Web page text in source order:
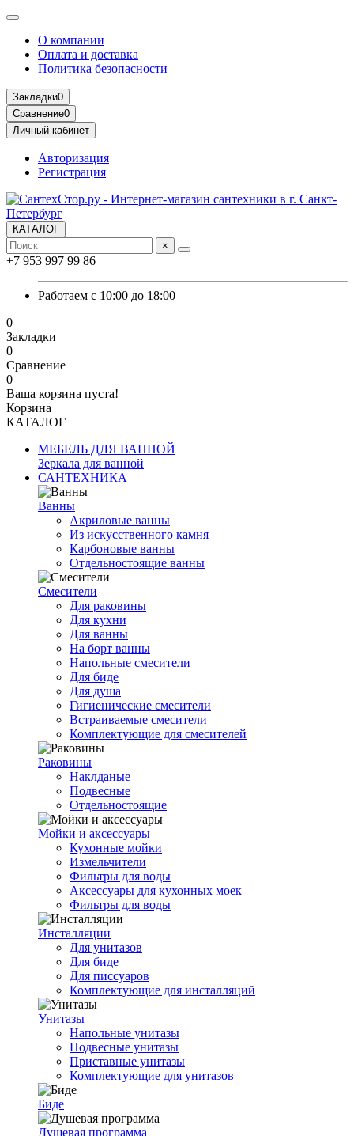
О компании
Оплата и доставка
Политика безопасности
Закладки0
Сравнение0
Личный кабинет
Авторизация
Регистрация
КАТАЛОГ
×
+7 953 997 99 86
Работаем с 10:00 до 18:00
0
Закладки
0
Сравнение
0
Ваша корзина пуста!
Корзина
КАТАЛОГ
МЕБЕЛЬ ДЛЯ ВАННОЙ
Зеркала для ванной
САНТЕХНИКА
Ванны
Акриловые ванны
Из искусственного камня
Карбоновые ванны
Отдельностоящие ванны
Смесители
Для раковины
Для кухни
Для ванны
На борт ванны
Напольные смесители
Для биде
Для душа
Гигиенические смесители
Встраиваемые смесители
Комплектующие для смесителей
Раковины
Наклданые
Подвесные
Отдельностоящие
Мойки и аксессуары
Кухонные мойки
Измельчители
Фильтры для воды
Аксессуары для кухонных моек
Фильтры для воды
Инсталляции
Для унитазов
Для биде
Для писсуаров
Комплектующие для инсталляций
Унитазы
Напольные унитазы
Подвесные унитазы
Приставные унитазы
Комплектующие для унитазов
Биде
Душевая программа